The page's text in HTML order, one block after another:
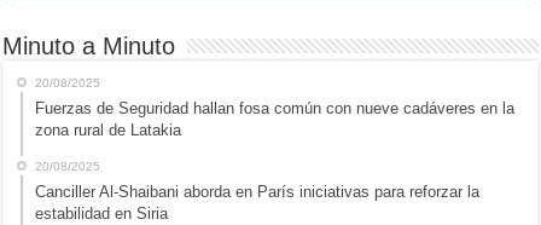
Minuto a Minuto
20/08/2025
Fuerzas de Seguridad hallan fosa común con nueve cadáveres en la
zona rural de Latakia
20/08/2025
Canciller Al-Shaibani aborda en París iniciativas para reforzar la
estabilidad en Siria